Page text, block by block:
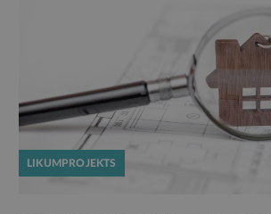
LIKUMPROJEKTS